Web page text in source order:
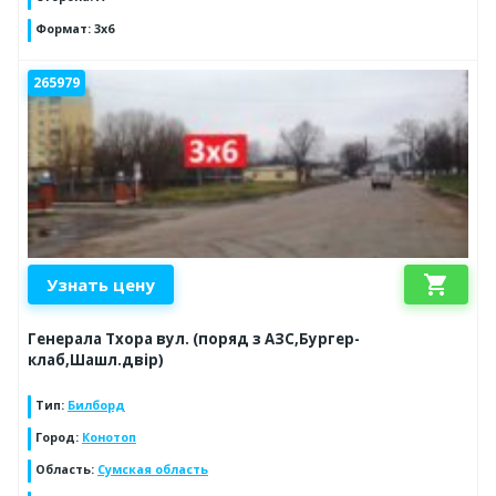
Формат: 3х6
265979
Узнать цену shopping_cart
Генерала Тхора вул. (поряд з АЗС,Бургер-
клаб,Шашл.двір)
Тип: Билборд
Город: Конотоп
Область: Сумская область